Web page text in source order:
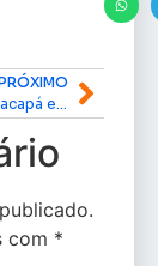
Prefeitura de Macapá emite alerta sobre risco de intoxicação por metanol
com *